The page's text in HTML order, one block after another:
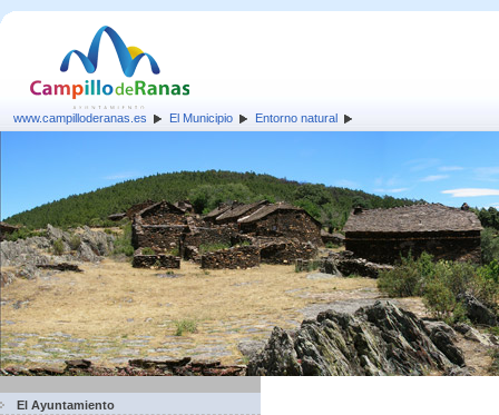
www.campilloderanas.es El Municipio Entorno natural
El Ayuntamiento